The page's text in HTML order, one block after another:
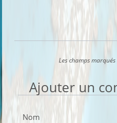
Les champs
Ajouter un
Nom